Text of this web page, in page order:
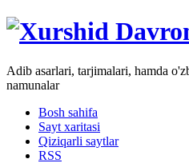
Adib asarlari, tarjimalari, hamda
namunalar
Bosh sahifa
Sayt xaritasi
Qiziqarli saytlar
RSS